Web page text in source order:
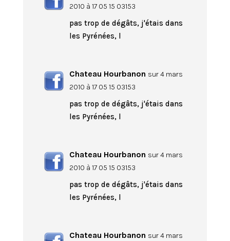
2010 à 17 05 15 03153
pas trop de dégâts, j'étais dans
les Pyrénées, l
Chateau Hourbanon sur 4 mars
2010 à 17 05 15 03153
pas trop de dégâts, j'étais dans
les Pyrénées, l
Chateau Hourbanon sur 4 mars
2010 à 17 05 15 03153
pas trop de dégâts, j'étais dans
les Pyrénées, l
Chateau Hourbanon sur 4 mars